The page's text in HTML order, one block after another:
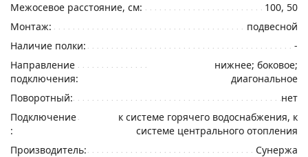
Межосевое расстояние, см:
100, 50
Монтаж:
подвесной
Наличие полки:
-
Направление
подключения:
нижнее; боковое;
диагональное
Поворотный:
нет
Подключение
:
к системе горячего водоснабжения, к
системе центрального отопления
Производитель:
Сунержа